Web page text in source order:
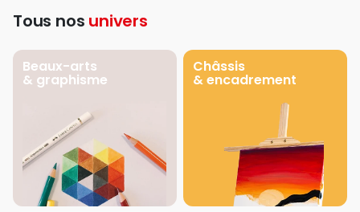
Tous nos univers
Beaux-arts
& graphisme
Châssis
& encadrement